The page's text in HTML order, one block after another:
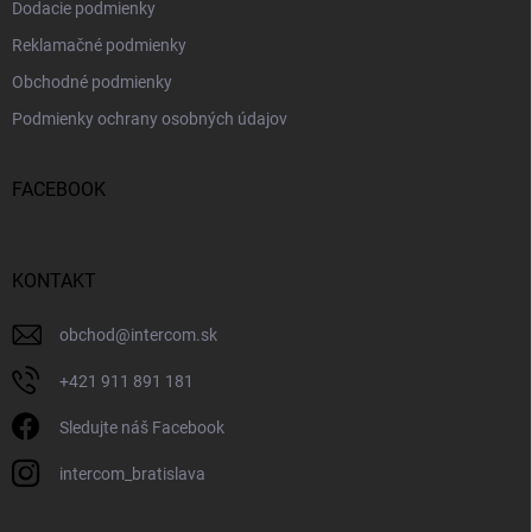
Dodacie podmienky
Reklamačné podmienky
Obchodné podmienky
Podmienky ochrany osobných údajov
FACEBOOK
KONTAKT
obchod@intercom.sk
+421 911 891 181
Sledujte náš Facebook
intercom_bratislava